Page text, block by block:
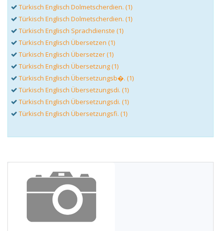
Türkisch Englisch Dolmetscherdien. (1)
Türkisch Englisch Dolmetscherdien. (1)
Türkisch Englisch Sprachdienste (1)
Türkisch Englisch Übersetzen (1)
Türkisch Englisch Übersetzer (1)
Türkisch Englisch Übersetzung (1)
Türkisch Englisch Übersetzungsb�. (1)
Türkisch Englisch Übersetzungsdi. (1)
Türkisch Englisch Übersetzungsdi. (1)
Türkisch Englisch Übersetzungsfi. (1)